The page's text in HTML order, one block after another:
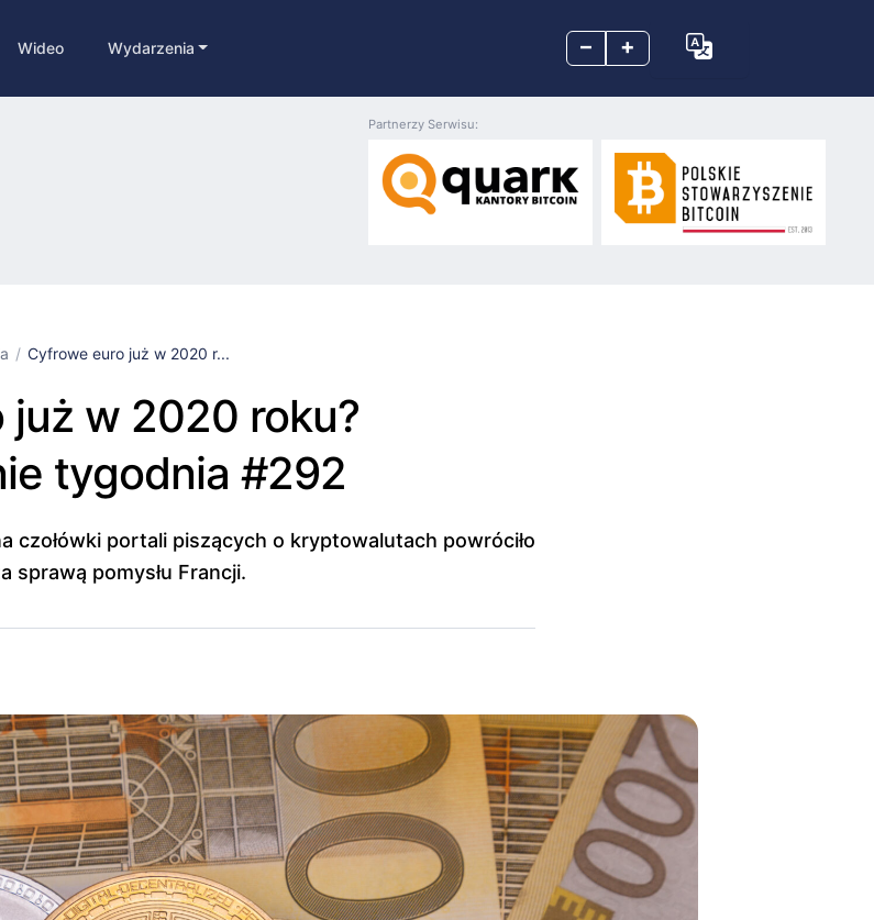
– +
Wideo Wydarzenia
Partnerzy Serwisu:
Cyfrowe euro już w 2020 r...
już w 2020 roku?
tygodnia #292
czołówki portali piszących o kryptowalutach powróciło
pomysłu Francji.